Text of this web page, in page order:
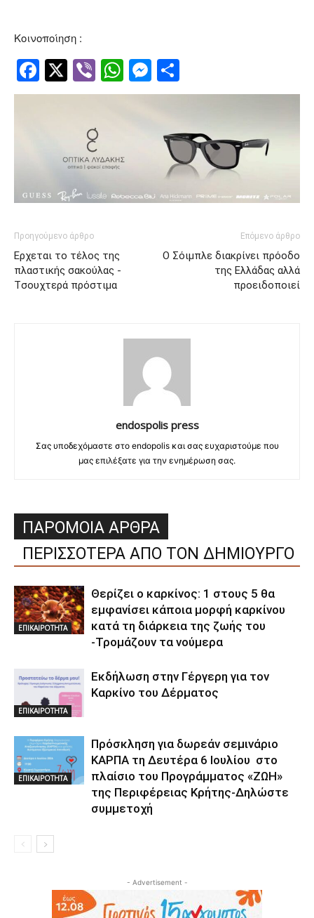
Κοινοποίηση :
Facebook
Twitter
ViberWhatsApp
Messenger
Προηγούμενο άρθρο
Ερχεται το τέλος της
πλαστικής σακούλας -
Tσουχτερά πρόστιμα
Επόμενο άρθρο
Ο Σόιμπλε διακρίνει πρόοδο
της Ελλάδας αλλά
προειδοποιεί
endospolis press
Σας υποδεχόμαστε στο endopolis και σας ευχαριστούμε που
μας επιλέξατε για την ενημέρωση σας.
ΠΑΡΟΜΟΙΑ ΑΡΘΡΑ
ΠΕΡΙΣΣΟΤΕΡΑ ΑΠΟ ΤΟΝ ΔΗΜΙΟΥΡΓΟ
ΕΠΙΚΑΙΡΟΤΗΤΑ
Θερίζει ο καρκίνος: 1 στους 5 θα
εμφανίσει κάποια μορφή καρκίνου
κατά τη διάρκεια της ζωής του
-Τρομάζουν τα νούμερα
ΕΠΙΚΑΙΡΟΤΗΤΑ
Εκδήλωση στην Γέργερη για τον
Καρκίνο του Δέρματος
ΕΠΙΚΑΙΡΟΤΗΤΑ
Πρόσκληση για δωρεάν σεμινάριο
ΚΑΡΠΑ τη Δευτέρα 6 Ιουλίου στο
πλαίσιο του Προγράμματος «ΖΩΗ»
της Περιφέρειας Κρήτης-Δηλώστε
συμμετοχή
- Advertisement -